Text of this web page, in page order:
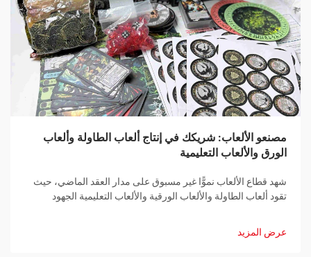
مصنعو الألعاب: شريكك في إنتاج ألعاب الطاولة وألعاب
الورق والألعاب التعليمية
شهد قطاع الألعاب نموًّا غير مسبوق على مدار العقد الماضي، حيث
تقود ألعاب الطاولة والألعاب الورقية والألعاب التعليمية الجهود
عرض المزيد